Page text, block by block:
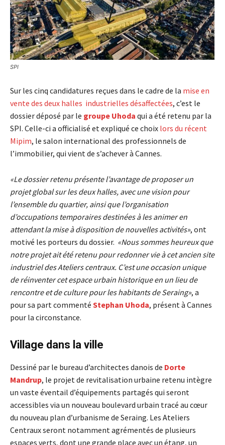
SPI
Sur les cinq candidatures reçues dans le cadre de la mise en
vente des deux halles industrielles désaffectées, c’est le
dossier déposé par le groupe Uhoda qui a été retenu par la
SPI. Celle-ci a officialisé et expliqué ce choix lors du récent
Mipim, le salon international des professionnels de
l’immobilier, qui vient de s’achever à Cannes.
«Le dossier retenu présente l’avantage de proposer un
projet global sur les deux halles, avec une vision pour
l’ensemble du quartier, ainsi que l’organisation
d’occupations temporaires destinées à les animer en
attendant la mise à disposition de nouvelles activités», ont
motivé les porteurs du dossier. «Nous sommes heureux que
notre projet ait été retenu pour redonner vie à cet ancien site
industriel des Ateliers centraux. C’est une occasion unique
de réinventer cet espace urbain historique en un lieu de
rencontre et de culture pour les habitants de Seraing», a
pour sa part commenté Stephan Uhoda, présent à Cannes
pour la circonstance.
Village dans la ville
Dessiné par le bureau d’architectes danois de Dorte
Mandrup, le projet de revitalisation urbaine retenu intègre
un vaste éventail d’équipements partagés qui seront
accessibles via un nouveau boulevard urbain tracé au cœur
du nouveau plan d’urbanisme de Seraing. Les Ateliers
Centraux seront notamment agrémentés de plusieurs
espaces verts, dont une grande place avec un étang, un